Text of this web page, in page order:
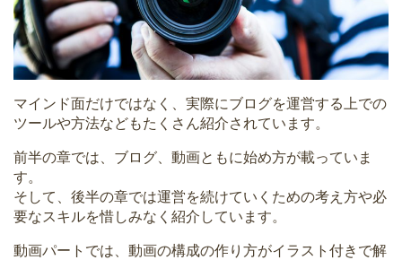
マインド面だけではなく、実際にブログを運営する上での
ツールや方法などもたくさん紹介されています。
前半の章では、ブログ、動画ともに始め方が載っていま
す。
そして、後半の章では運営を続けていくための考え方や必
要なスキルを惜しみなく紹介しています。
動画パートでは、動画の構成の作り方がイラスト付きで解